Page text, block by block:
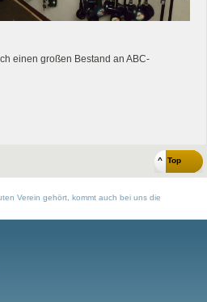
einen großen Bestand an ABC-
^ Top
Verein gehört, kommt auch bei uns die